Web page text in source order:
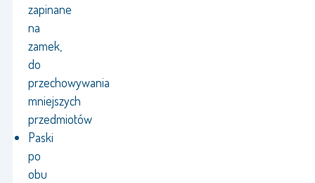
zapinane
na
zamek,
do
przechowywania
mniejszych
przedmiotów
Paski
po
obu